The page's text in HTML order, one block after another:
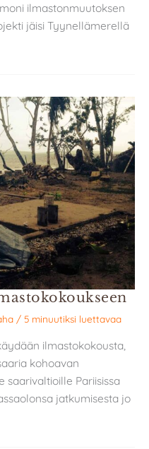
ilmastonmuutoksen
jäisi Tyynellämerellä
/ 5 minuutiksi luettavaa
ilmastokokousta,
kohoavan
saarivaltioille Pariisissa
jatkumisesta jo